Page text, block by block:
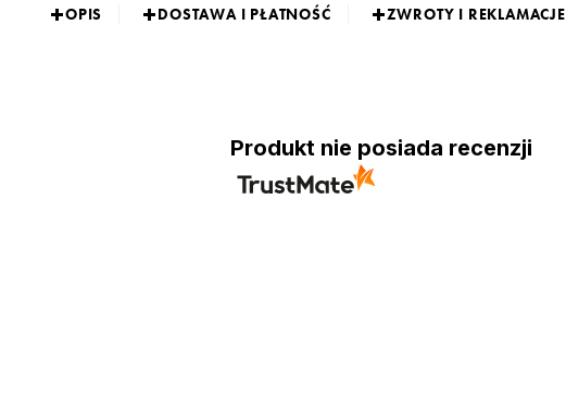
OPIS DOSTAWA I PŁATNOŚĆ ZWROTY I REKLAMACJE
Produkt nie posiada recenzji